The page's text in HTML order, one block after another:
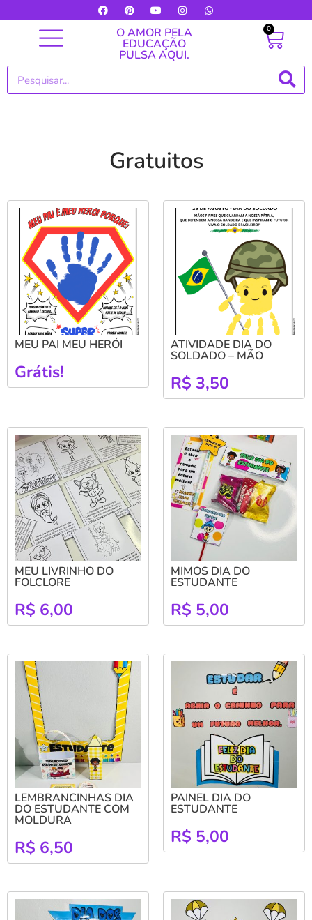
O AMOR PELA
EDUCAÇÃO
PULSA AQUI.
0
Gratuitos
MEU PAI MEU HERÓI
Grátis!
ATIVIDADE DIA DO
SOLDADO – MÃO
R$ 3,50
MEU LIVRINHO DO
FOLCLORE
R$ 6,00
MIMOS DIA DO
ESTUDANTE
R$ 5,00
LEMBRANCINHAS DIA
DO ESTUDANTE COM
MOLDURA
R$ 6,50
PAINEL DIA DO
ESTUDANTE
R$ 5,00